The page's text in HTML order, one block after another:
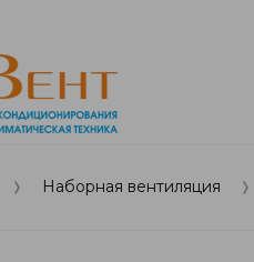
Наборная вентиляция